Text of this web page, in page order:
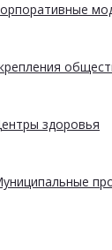
здоровья